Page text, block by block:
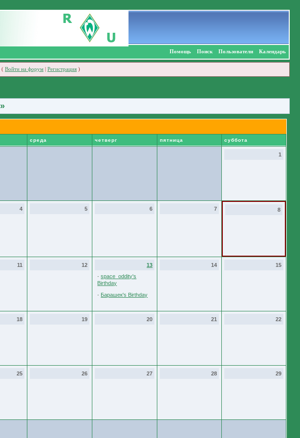
Помощь Поиск Пользователи Календарь
( Войти на форум Регистрация )
»
среда четверг пятница суббота
1
4 5 6 7 8
11 12
13
·space_oddity's
Birthday
· Барашек's Birthday
14 15
18 19 20 21 22
25 26 27 28 29